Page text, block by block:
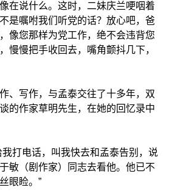
在说什么。这时，二妹庆兰哽咽着
是嘱咐我们听党的话？放心吧，爸
像您那样为党工作，绝不会违背您
慢把手收回去，嘴角颤抖几下，
写作，与孟泰交往了十多年，双
的作家草明先生，在她的回忆录中
电话，叫我快去和孟泰告别，说
敏（剧作家）同志去看他。他已不
眼睑。”